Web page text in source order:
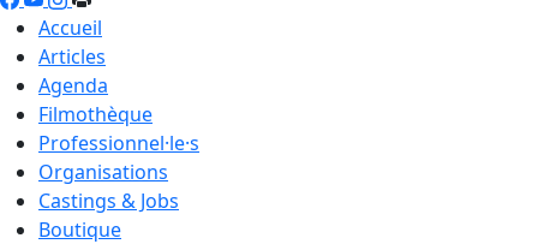
Accueil
Articles
Agenda
Filmothèque
Professionnel·le·s
Organisations
Castings & Jobs
Boutique